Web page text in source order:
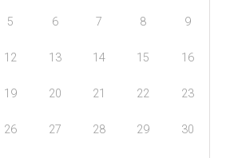
5 6 7 8 9
12 13 14 15 16
19 20 21 22 23
26 27 28 29 30